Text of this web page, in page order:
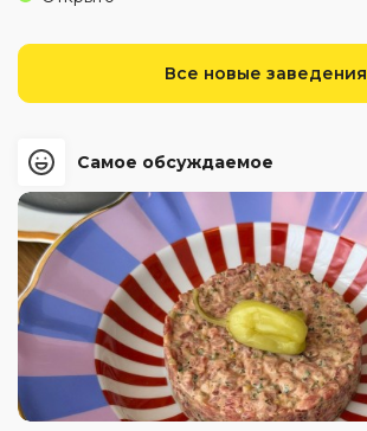
Все новые заведения
Самое обсуждаемое